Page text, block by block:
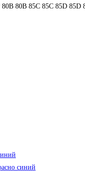
80В 80В 85C 85C 85D 85D